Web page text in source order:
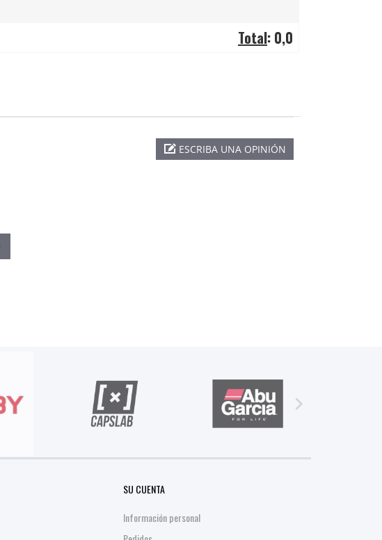
Total: 0,0
ESCRIBA UNA OPINIÓN

SU CUENTA
Información personal